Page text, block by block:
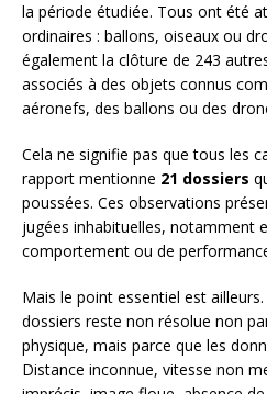
la période étudiée. Tous ont été
ordinaires : ballons, oiseaux ou
également la clôture de 243
associés à des objets connus
aéronefs, des ballons ou des
Cela ne signifie pas que tous les
rapport mentionne 21 dossiers
poussées. Ces observations
jugées inhabituelles, notamment
comportement ou de
Mais le point essentiel est
dossiers reste non résolue non
physique, mais parce que les
Distance inconnue, vitesse non